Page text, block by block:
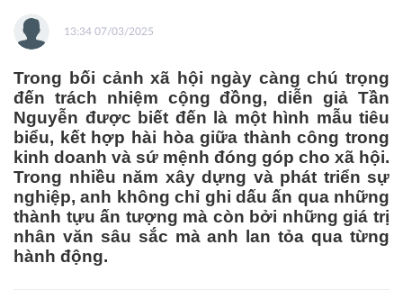
13:34 07/03/2025
Trong bối cảnh xã hội ngày càng chú trọng
đến trách nhiệm cộng đồng, diễn giả Tần
Nguyễn được biết đến là một hình mẫu tiêu
biểu, kết hợp hài hòa giữa thành công trong
kinh doanh và sứ mệnh đóng góp cho xã hội.
Trong nhiều năm xây dựng và phát triển sự
nghiệp, anh không chỉ ghi dấu ấn qua những
thành tựu ấn tượng mà còn bởi những giá trị
nhân văn sâu sắc mà anh lan tỏa qua từng
hành động.